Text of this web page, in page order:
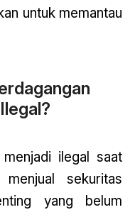
untuk memantau
ilegal saat
sekuritas
yang belum